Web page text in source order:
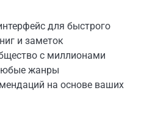
для быстрого
и заметок
с миллионами
жанры
на основе ваших